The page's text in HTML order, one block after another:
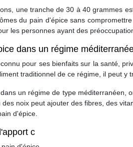
une tranche de 30 à 40 grammes
du pain d'épice sans
les personnes ayant des
dans un régime
pour ses bienfaits sur la santé,
traditionnel de ce régime, il peut y
un régime de type méditerranéen,
noix peut ajouter des fibres, des
d'épice.
c